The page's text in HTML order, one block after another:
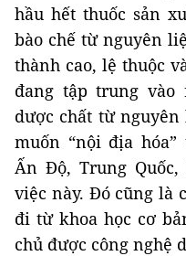
hầu hết thuốc sản
bào chế từ nguyên
thành cao, lệ thuộc
đang tập trung vào
dược chất từ
muốn “nội địa
Ấn Độ, Trung
việc này. Đó cũng là
đi từ khoa học cơ
chủ được công nghệ